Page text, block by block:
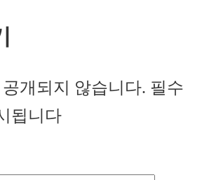
개되지 않습니다. 필수
됩니다